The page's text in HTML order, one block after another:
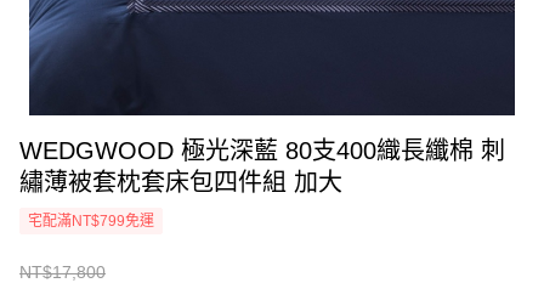
WEDGWOOD 極光深藍 80支400織長纖棉 刺
繡薄被套枕套床包四件組 加大
宅配滿NT$799免運
NT$17,800